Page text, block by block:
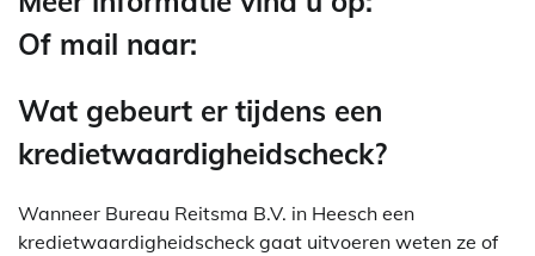
Of mail naar:
Wat gebeurt er tijdens een
kredietwaardigheidscheck?
Wanneer Bureau Reitsma B.V. in Heesch een
kredietwaardigheidscheck gaat uitvoeren weten ze of